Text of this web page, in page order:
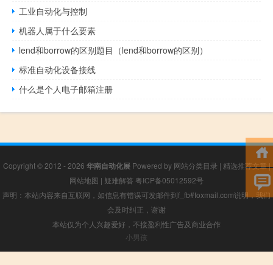
工业自动化与控制
机器人属于什么要素
lend和borrow的区别题目（lend和borrow的区别）
标准自动化设备接线
什么是个人电子邮箱注册
Copyright © 2012 - 2026 华南自动化展Powered by 网站分类目录 | 精选推荐文章|
网站地图 | 疑难解答 粤ICP备05012592号
声明：本站内容来自互联网，如信息有错误可发邮件到f_fb#foxmail.com说明，我们
会及时纠正，谢谢
本站仅为个人兴趣爱好，不接盈利性广告及商业合作
小男孩